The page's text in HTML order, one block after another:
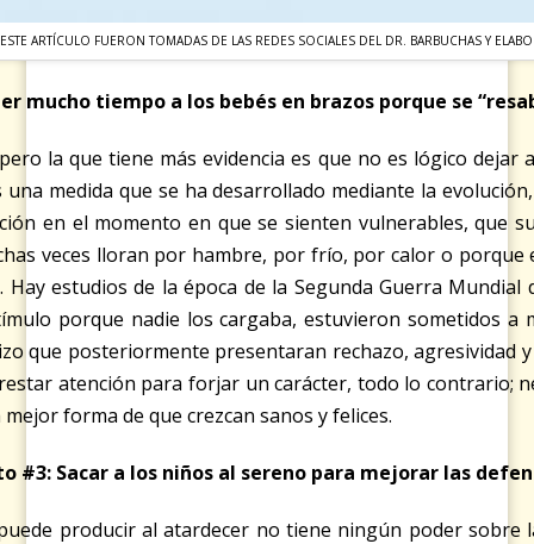
ARTÍCULO FUERON TOMADAS DE LAS REDES SOCIALES DEL DR. BARBUCHAS Y
mucho tiempo a los bebés en brazos porque se
la que tiene más evidencia es que no es lógico
medida que se ha desarrollado mediante la
en el momento en que se sienten vulnerables, que
veces lloran por hambre, por frío, por calor o
Hay estudios de la época de la Segunda Guerra
porque nadie los cargaba, estuvieron sometidos a
que posteriormente presentaran rechazo, agresividad
atención para forjar un carácter, todo lo contrario;
forma de que crezcan sanos y felices.
#3: Sacar a los niños al sereno para mejorar las
producir al atardecer no tiene ningún poder sobre